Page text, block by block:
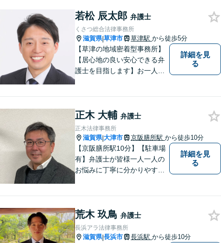
若松 辰太郎 弁護士
くさつ総合法律事務所
滋賀県|草津市 草津駅 から徒歩5分
【草津の地域密着型事務所】
【居心地の良い安心できる弁
護士を目指します】お一人お
大規模事務所にはできないき
め細やかさが魅力。お気軽に
ご相談ください！
詳細を見
る
正木 大輔 弁護士
正木法律事務所
滋賀県|大津市 京阪膳所駅 から徒歩10分
【京阪膳所駅10分】【駐車場
有】弁護士が皆様一人一人の
お悩みに丁寧に分かりやすく
進できることがございます。
どうぞ当事務所にご相談くだ
さい。
詳細を見
る
荒木 玖鳥 弁護士
長浜アラ法律事務所
滋賀県|長浜市 長浜駅 から徒歩10分